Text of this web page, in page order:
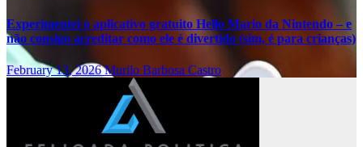
Experimentei o aplicativo gratuito Hello Mario da Nintendo – e
não consigo acreditar como ele é divertido (sim, é para crianças)
February 13, 2026Murilo Barbosa Castro